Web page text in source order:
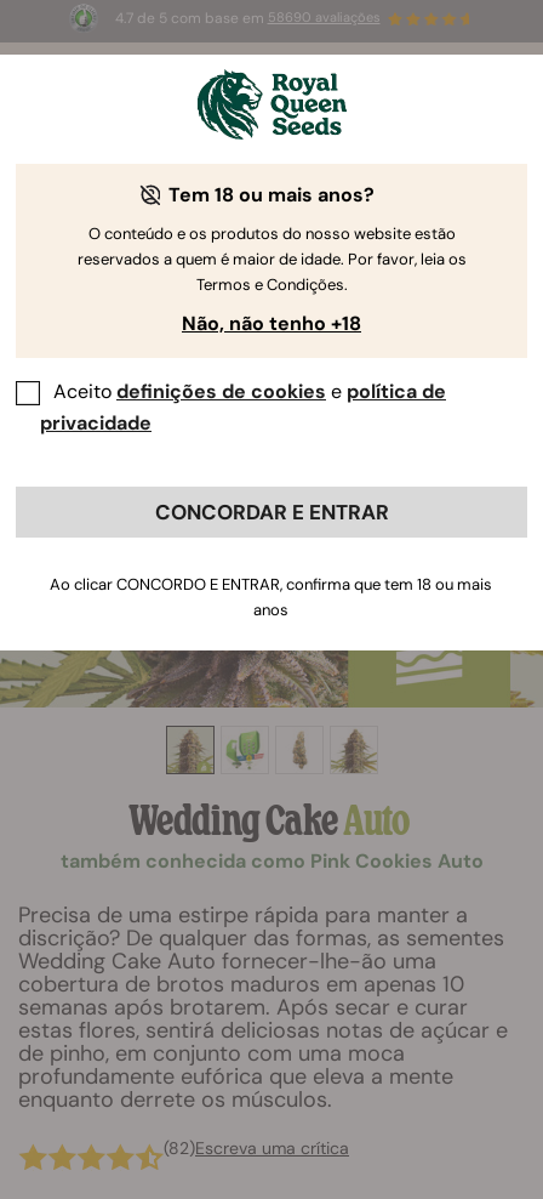
4.7 de 5 com base em 58690 avaliações
3 sementes White Widow Auto
Wedding CakeAuto
também conhecida como Pink Cookies Auto
Precisa de uma estirpe rápida para manter a
discrição? De qualquer das formas, as sementes
Wedding Cake Auto fornecer-lhe-ão uma
cobertura de brotos maduros em apenas 10
semanas após brotarem. Após secar e curar
estas flores, sentirá deliciosas notas de açúcar e
de pinho, em conjunto com uma moca
profundamente eufórica que eleva a mente
enquanto derrete os músculos.
(82)Escreva uma crítica
Tem 18 ou mais anos?
O conteúdo e os produtos do nosso website estão
reservados a quem é maior de idade. Por favor, leia os
Termos e Condições.
Não, não tenho +18
Aceitodefinições de cookies e política de
privacidade
CONCORDAR E ENTRAR
Ao clicar CONCORDO E ENTRAR, confirma que tem 18 ou mais
anos